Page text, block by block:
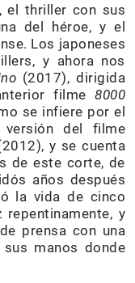
el thriller con sus
del héroe, y el
Los japoneses
y ahora nos
(2017), dirigida
filme 8000
se infiere por el
del filme
y se cuenta
de este corte, de
años después
la vida de cinco
y
prensa con una
manos donde